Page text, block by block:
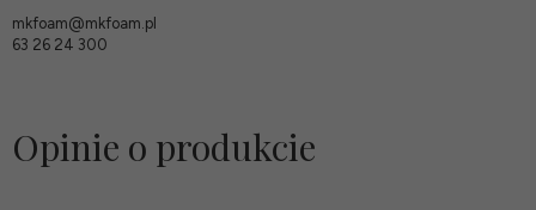
mkfoam@mkfoam.pl
63 26 24 300
Opinie o produkcie